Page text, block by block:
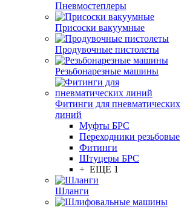
Пневмостеплеры
Присоски вакуумные
Продувочные пистолеты
Резьбонарезные машины
Фитинги для пневматических
линий
Муфты БРС
Переходники резьбовые
Фитинги
Штуцеры БРС
+ ЕЩЕ 1
Шланги